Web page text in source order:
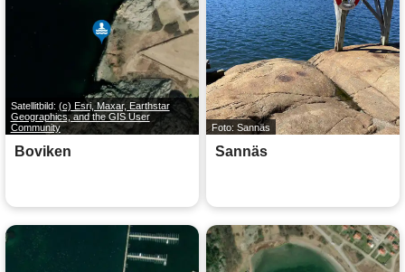
Satellitbild: (c) Esri, Maxar, Earthstar
Geographics, and the GIS User
Community
Boviken
Foto: Sannäs
Sannäs